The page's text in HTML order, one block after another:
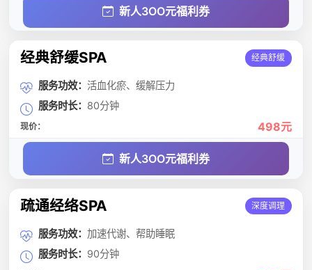
新人3OO元福利券
经典舒缓SPA 经典舒缓
服务功效： 活血化瘀、缓解压力
服务时长： 80分钟
现价： 498元
新人3OO元福利券
疏通经络SPA 深度调理
服务功效： 加速代谢、帮助睡眠
服务时长： 90分钟